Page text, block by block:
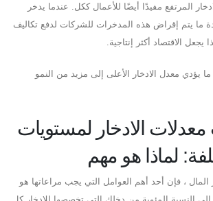
المرتفع مفيدًا أيضًا للأعمال ككل. عندما يدخر
ما يتم إقراض هذه المدخرات للشركات لدفع تكاليف
يجعل الاقتصاد أكثر إنتاجية.
يؤدي معدل الادخار الأعلى إلى مزيد من النمو
معدلات الادخار لمستويات
لماذا هو مهم
المال ، فإن أحد أهم العوامل التي يجب مراعاتها هو